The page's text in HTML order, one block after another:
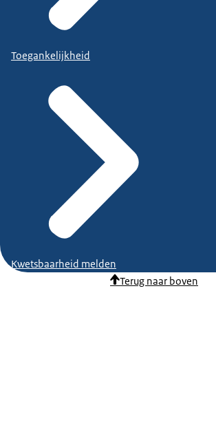
Toegankelijkheid
Kwetsbaarheid melden
Terug naar boven